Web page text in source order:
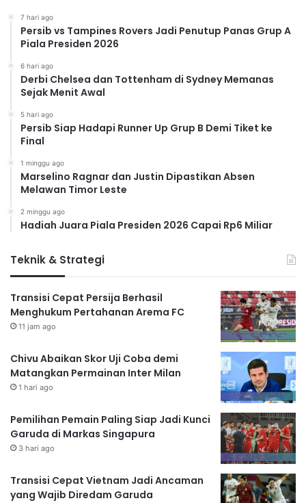
7 hari ago
Persib vs Tampines Rovers Jadi Penutup Panas Grup A
Piala Presiden 2026
6 hari ago
Derbi Chelsea dan Tottenham di Sydney Memanas
Sejak Menit Awal
5 hari ago
Persib Siap Hadapi Runner Up Grup B Demi Tiket ke
Final
1 minggu ago
Marselino Ragnar dan Justin Dipastikan Absen
Melawan Timor Leste
2 minggu ago
Hadiah Juara Piala Presiden 2026 Capai Rp6 Miliar
Teknik & Strategi
Transisi Cepat Persija Berhasil
Menghukum Pertahanan Arema FC
11 jam ago
Chivu Abaikan Skor Uji Coba demi
Matangkan Permainan Inter Milan
1 hari ago
Pemilihan Pemain Paling Siap Jadi Kunci
Garuda di Markas Singapura
3 hari ago
Transisi Cepat Vietnam Jadi Ancaman
yang Wajib Diredam Garuda